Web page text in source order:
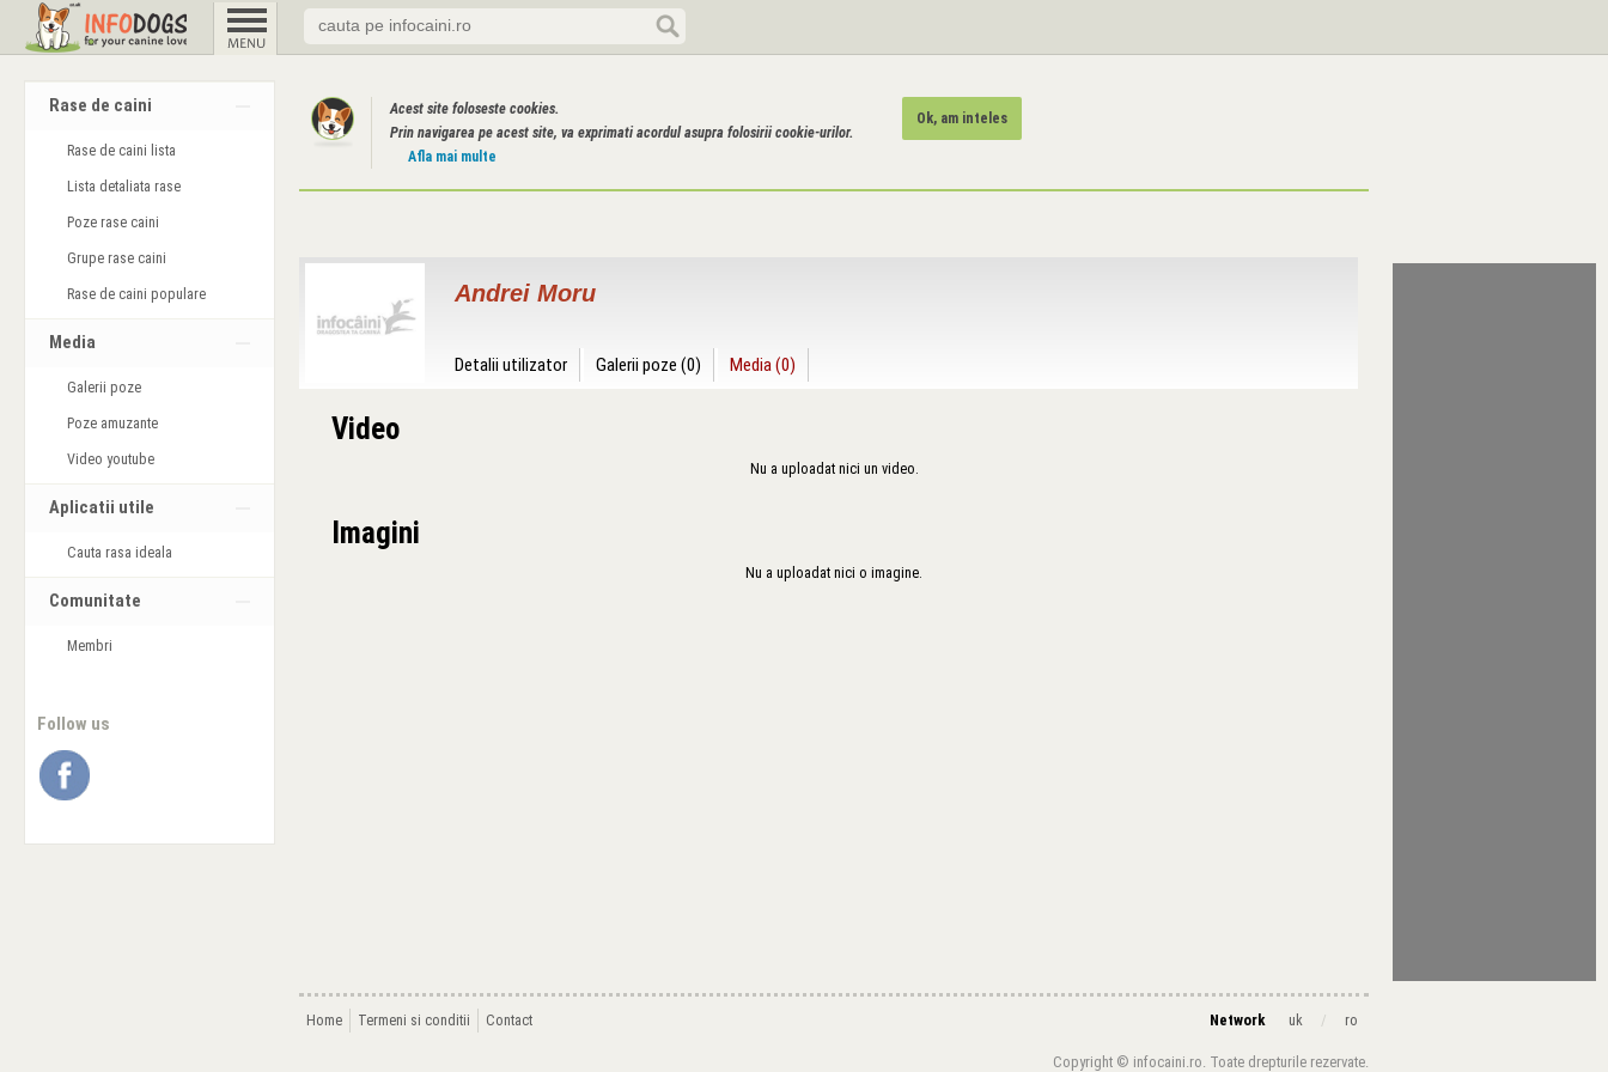
Rase de caini
Rase de caini lista
Lista detaliata rase
Poze rase caini
Grupe rase caini
Rase de caini populare
Media
Galerii poze
Poze amuzante
Video youtube
Aplicatii utile
Cauta rasa ideala
Comunitate
Membri
Follow us
Acest site foloseste cookies.
Prin navigarea pe acest site, va exprimati acordul asupra folosirii cookie-urilor.
Afla mai multe
Ok, am inteles
Andrei Moru
Detalii utilizator Galerii poze (0) Media (0)
Video
Nu a uploadat nici un video.
Imagini
Nu a uploadat nici o imagine.
Home Termeni si conditii Contact Network uk / ro
Copyright © infocaini.ro. Toate drepturile rezervate.